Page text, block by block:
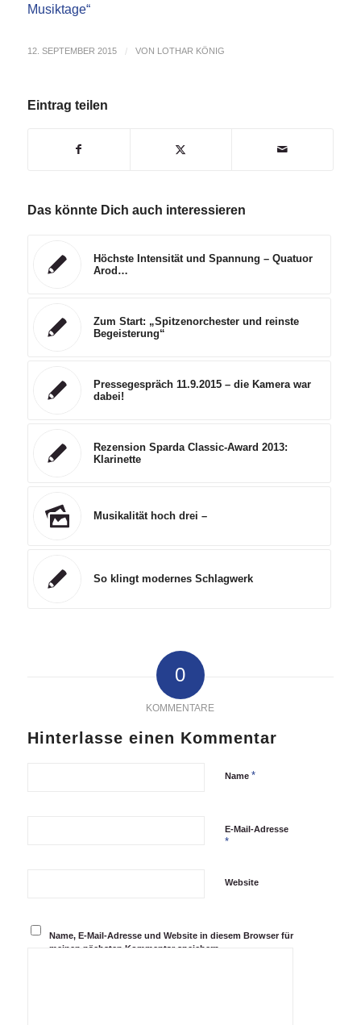
Musiktage“
12. SEPTEMBER 2015 / VON LOTHAR KÖNIG
Eintrag teilen
Das könnte Dich auch interessieren
Höchste Intensität und Spannung – Quatuor
Arod…
Zum Start: „Spitzenorchester und reinste
Begeisterung“
Pressegespräch 11.9.2015 – die Kamera war
dabei!
Rezension Sparda Classic-Award 2013:
Klarinette
Musikalität hoch drei –
So klingt modernes Schlagwerk
0
KOMMENTARE
Hinterlasse einen Kommentar
Name *
E-Mail-Adresse
*
Website
Name, E-Mail-Adresse und Website in diesem Browser für
meinen nächsten Kommentar speichern.